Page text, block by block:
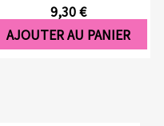
9,30 €
AJOUTER AU PANIER